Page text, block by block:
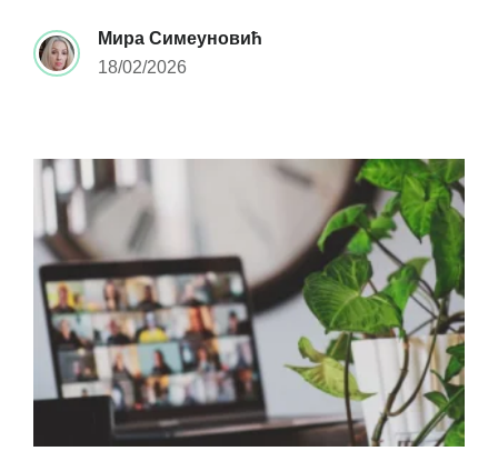
Мира Симеуновић
18/02/2026